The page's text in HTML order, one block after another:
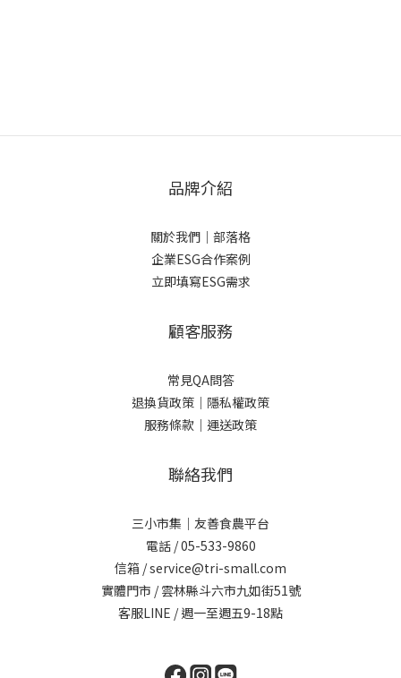
品牌介紹
關於我們 ｜ 部落格
企業ESG合作案例
立即填寫ESG需求
顧客服務
常見QA問答
退換貨政策｜ 隱私權政策
服務條款｜ 運送政策
聯絡我們
三小市集｜友善食農平台
電話 / 05-533-9860
信箱 / service@tri-small.com
實體門市 / 雲林縣斗六市九如街51號
客服LINE / 週一至週五9-18點